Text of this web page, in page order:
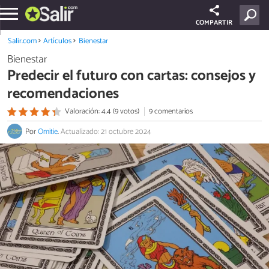
COMPARTIR
Salir.com Artículos Bienestar
Bienestar
Predecir el futuro con cartas: consejos y
recomendaciones
Valoración: 4.4 (9 votos)
9 comentarios
PorOmitie.Actualizado: 21 octubre 2024